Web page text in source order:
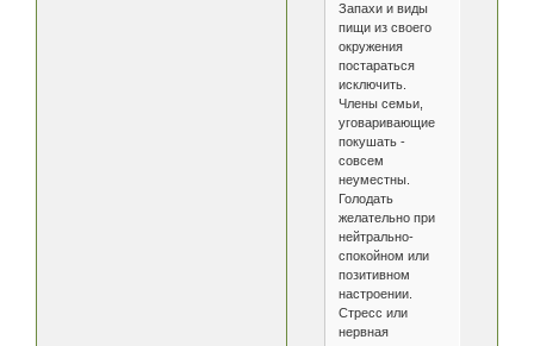
Запахи и виды
пищи из своего
окружения
постараться
исключить.
Члены семьи,
уговаривающие
покушать -
совсем
неуместны.
Голодать
желательно при
нейтрально-
спокойном или
позитивном
настроении.
Стресс или
нервная